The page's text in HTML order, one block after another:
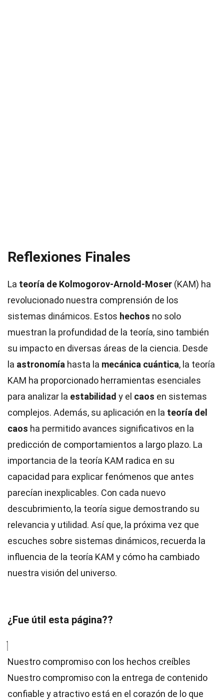
Reflexiones Finales
La teoría de Kolmogorov-Arnold-Moser (KAM) ha
revolucionado nuestra comprensión de los
sistemas dinámicos. Estos hechos no solo
muestran la profundidad de la teoría, sino también
su impacto en diversas áreas de la ciencia. Desde
la astronomía hasta la mecánica cuántica, la teoría
KAM ha proporcionado herramientas esenciales
para analizar la estabilidad y el caos en sistemas
complejos. Además, su aplicación en la teoría del
caos ha permitido avances significativos en la
predicción de comportamientos a largo plazo. La
importancia de la teoría KAM radica en su
capacidad para explicar fenómenos que antes
parecían inexplicables. Con cada nuevo
descubrimiento, la teoría sigue demostrando su
relevancia y utilidad. Así que, la próxima vez que
escuches sobre sistemas dinámicos, recuerda la
influencia de la teoría KAM y cómo ha cambiado
nuestra visión del universo.
¿Fue útil esta página??
Nuestro compromiso con los hechos creíbles
Nuestro compromiso con la entrega de contenido
confiable y atractivo está en el corazón de lo que